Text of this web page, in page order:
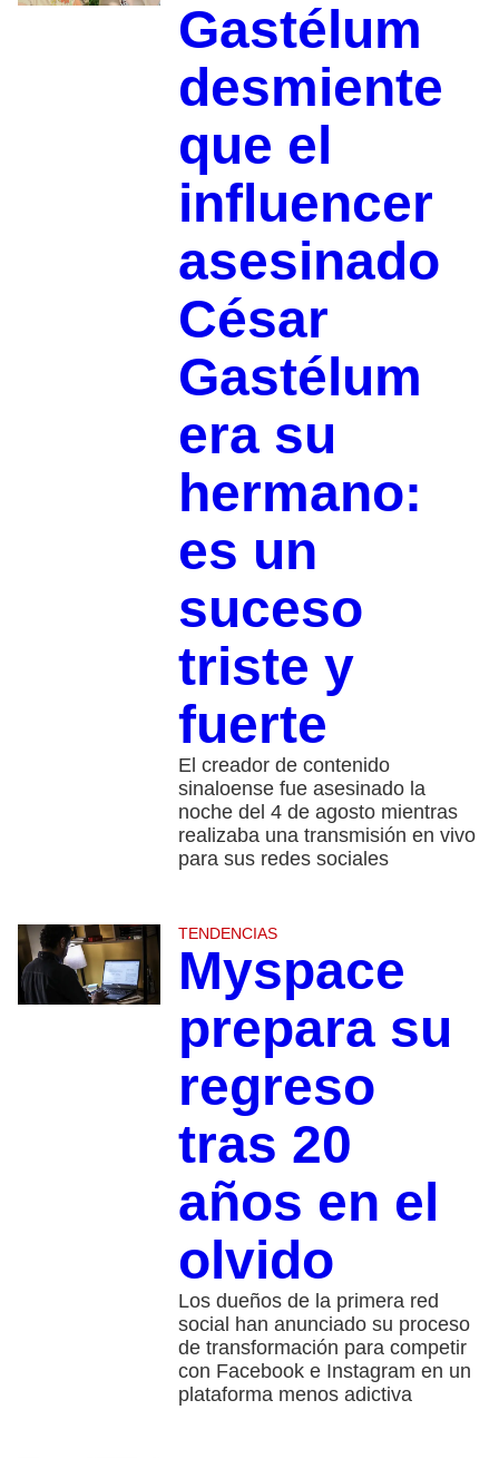
Gastélum
desmiente
que el
influencer
asesinado
César
Gastélum
era su
hermano:
es un
suceso
triste y
fuerte
El creador de contenido
sinaloense fue asesinado la
noche del 4 de agosto mientras
realizaba una transmisión en vivo
para sus redes sociales
TENDENCIAS
Myspace
prepara su
regreso
tras 20
años en el
olvido
Los dueños de la primera red
social han anunciado su proceso
de transformación para competir
con Facebook e Instagram en un
plataforma menos adictiva